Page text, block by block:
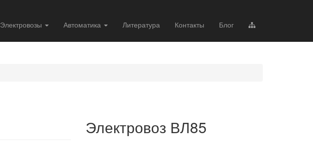
Электровозы Автоматика Литература Контакты Блог
Электровоз ВЛ85